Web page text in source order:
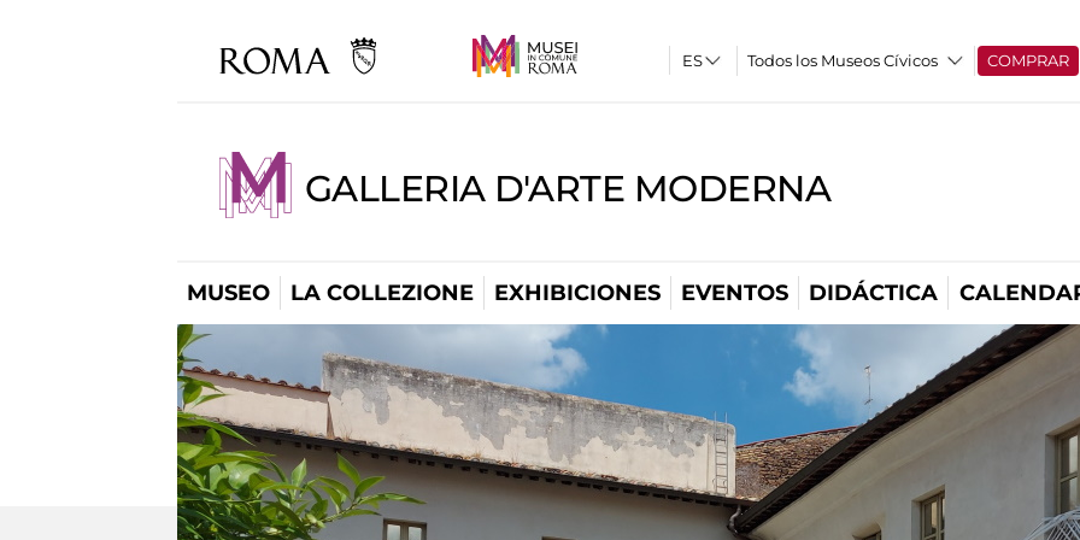
Todos los Museos Cívicos COMPRAR
GALLERIA D'ARTE MODERNA
MUSEO LA COLLEZIONE EXHIBICIONES EVENTOS DIDÁCTICA